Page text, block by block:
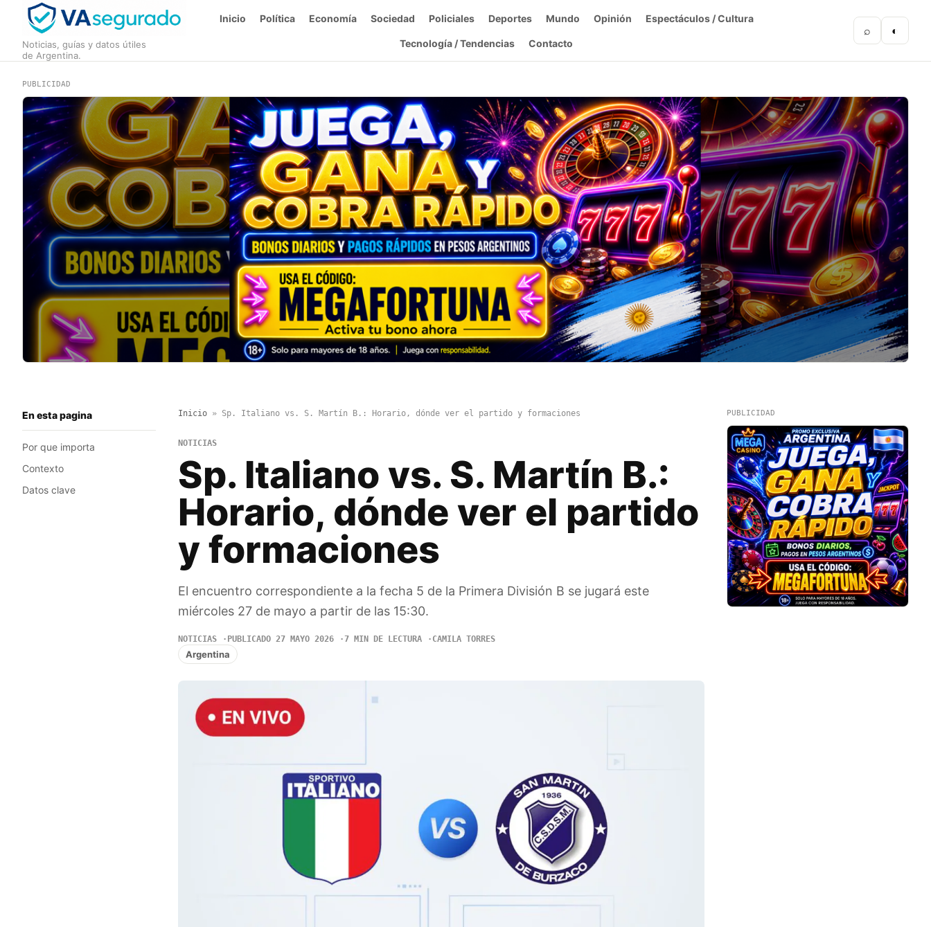
Noticias, guías y datos útiles
de Argentina.
Inicio Política Economía Sociedad Policiales Deportes Mundo Opinión Espectáculos / Cultura
Tecnología / Tendencias Contacto
⌕ ◐
PUBLICIDAD
En esta pagina
Por que importa
Contexto
Datos clave
Inicio» Sp. Italiano vs. S. Martín B.: Horario, dónde ver el partido y formaciones
NOTICIAS
Sp. Italiano vs. S. Martín B.:
Horario, dónde ver el partido
y formaciones
El encuentro correspondiente a la fecha 5 de la Primera División B se jugará este
miércoles 27 de mayo a partir de las 15:30.
NOTICIAS PUBLICADO 27 MAYO 2026 7 MIN DE LECTURA CAMILA TORRES
Argentina
PUBLICIDAD